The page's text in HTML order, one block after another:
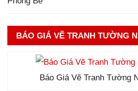
BÁO GIÁ VẼ TRANH TƯỜNG
Báo Giá Vẽ Tranh Tường